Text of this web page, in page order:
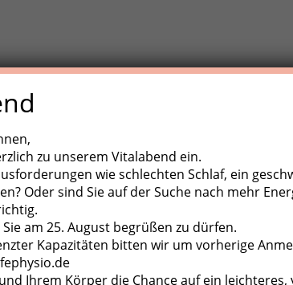
Trainigstherapie (MTT) ist eine aktive
Zugapparate, diverse Kleingeräte und der eigene
zu unserem Vitalabend ein.
wie schlechten Schlaf, ein
Oder sind Sie auf der Suche nach mehr
am 25. August begrüßen zu dürfen.
Kapazitäten bitten wir um vorherige
Ihrem Körper die Chance auf ein leichteres,